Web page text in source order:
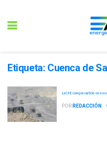
Etiqueta: Cuenca de
La CFE compra carbón en un
POR REDACCIÓN